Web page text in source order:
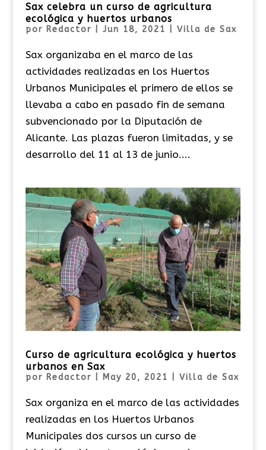
Sax celebra un curso de agricultura
ecológica y huertos urbanos
por Redactor Jun 18, 2021 Villa de Sax
Sax organizaba en el marco de las
actividades realizadas en los Huertos
Urbanos Municipales el primero de ellos se
llevaba a cabo en pasado fin de semana
subvencionado por la Diputación de
Alicante. Las plazas fueron limitadas, y se
desarrollo del 11 al 13 de junio....
Curso de agricultura ecológica y huertos
urbanos en Sax
por Redactor May 20, 2021 Villa de Sax
Sax organiza en el marco de las actividades
realizadas en los Huertos Urbanos
Municipales dos cursos un curso de